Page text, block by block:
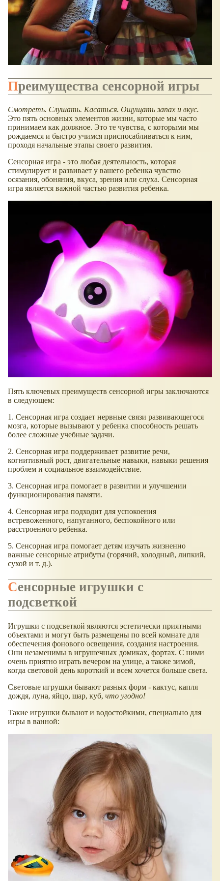
Преимущества сенсорной игры
Смотреть. Слушать. Касаться. Ощущать запах и вкус.
Это пять основных элементов жизни, которые мы часто
принимаем как должное. Это те чувства, с которыми мы
рождаемся и быстро учимся приспосабливаться к ним,
проходя начальные этапы своего развития.
Сенсорная игра - это любая деятельность, которая
стимулирует и развивает у вашего ребенка чувство
осязания, обоняния, вкуса, зрения или слуха. Сенсорная
игра является важной частью развития ребенка.
Пять ключевых преимуществ сенсорной игры заключаются
в следующем:
1. Сенсорная игра создает нервные связи развивающегося
мозга, которые вызывают у ребенка способность решать
более сложные учебные задачи.
2. Сенсорная игра поддерживает развитие речи,
когнитивный рост, двигательные навыки, навыки решения
проблем и социальное взаимодействие.
3. Сенсорная игра помогает в развитии и улучшении
функционирования памяти.
4. Сенсорная игра подходит для успокоения
встревоженного, напуганного, беспокойного или
расстроенного ребенка.
5. Сенсорная игра помогает детям изучать жизненно
важные сенсорные атрибуты (горячий, холодный, липкий,
сухой и т. д.).
Сенсорные игрушки с
подсветкой
Игрушки с подсветкой являются эстетически приятными
объектами и могут быть размещены по всей комнате для
обеспечения фонового освещения, создания настроения.
Они незаменимы в игрушечных домиках, фортах. С ними
очень приятно играть вечером на улице, а также зимой,
когда световой день короткий и всем хочется больше света.
Световые игрушки бывают разных форм - кактус, капля
дождя, луна, яйцо, шар, куб, что угодно!
Такие игрушки бывают и водостойкими, специально для
игры в ванной: